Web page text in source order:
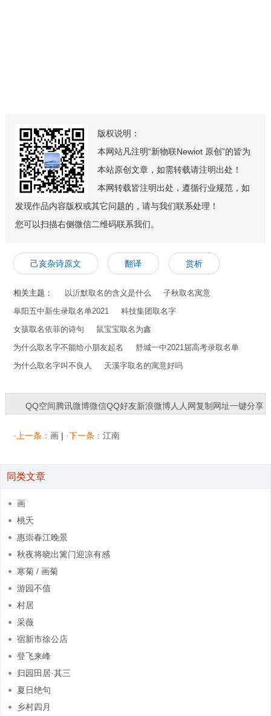
版权说明：
本网站凡注明“新物联Newiot 原创”的皆为
本站原创文章，如需转载请注明出处！
本网转载皆注明出处，遵循行业规范，如
发现作品内容版权或其它问题的，请与我们联系处理！
您可以扫描右侧微信二维码联系我们。
己亥杂诗原文 翻译 赏析
相关主题： 以沂默取名的含义是什么
子秋取名寓意
阜阳五中新生录取名单2021
科技集团取名字
女孩取名依菲的诗句
鼠宝宝取名为鑫
为什么取名字不能给小朋友起名
舒城一中2021届高考录取名单
为什么取名字叫不良人
天溪字取名的寓意好吗
QQ空间腾讯微博微信QQ好友新浪微博人人网复制网址一键分享
·上一条： 画| ·下一条： 江南
同类文章
画
桃夭
惠崇春江晚景
秋夜将晓出篱门迎凉有感
寒菊 / 画菊
游园不值
村居
采薇
宿新市徐公店
登飞来峰
归园田居·其三
夏日绝句
乡村四月